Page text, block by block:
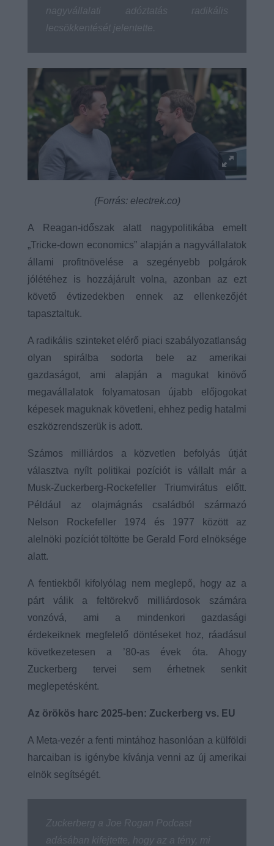
nagyvállalati adóztatás radikális
lecsökkentését jelentette.
(Forrás: electrek.co)
A Reagan-időszak alatt nagypolitikába emelt
„Tricke-down economics” alapján a nagyvállalatok
állami profitnövelése a szegényebb polgárok
jólétéhez is hozzájárult volna, azonban az ezt
követő évtizedekben ennek az ellenkezőjét
tapasztaltuk.
A radikális szinteket elérő piaci szabályozatlanság
olyan spirálba sodorta bele az amerikai
gazdaságot, ami alapján a magukat kinövő
megavállalatok folyamatosan újabb előjogokat
képesek maguknak követleni, ehhez pedig hatalmi
eszközrendszerük is adott.
Számos milliárdos a közvetlen befolyás útját
választva nyílt politikai pozíciót is vállalt már a
Musk-Zuckerberg-Rockefeller Triumvirátus előtt.
Például az olajmágnás családból származó
Nelson Rockefeller 1974 és 1977 között az
alelnöki pozíciót töltötte be Gerald Ford elnöksége
alatt.
A fentiekből kifolyólag nem meglepő, hogy az a
párt válik a feltörekvő milliárdosok számára
vonzóvá, ami a mindenkori gazdasági
érdekeiknek megfelelő döntéseket hoz, ráadásul
következetesen a ’80-as évek óta. Ahogy
Zuckerberg tervei sem érhetnek senkit
meglepetésként.
Az örökös harc 2025-ben: Zuckerberg vs. EU
A Meta-vezér a fenti mintához hasonlóan a külföldi
harcaiban is igénybe kívánja venni az új amerikai
elnök segítségét.
Zuckerberg a Joe Rogan Podcast
adásában kifejtette, hogy az a tény, mi